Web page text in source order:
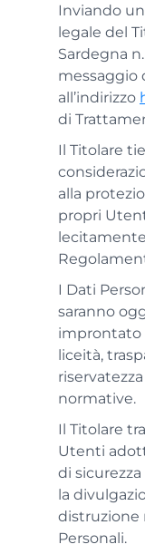
Inviando
legale del
Sardegna
messaggio
all’indirizzo
di
Il Titolare
alla
propri
lecitamente
I Dati
saranno
improntato
liceità,
normative.
Il Titolare
Utenti
di
la
distruzione
Personali.